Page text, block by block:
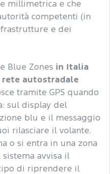
millimetrica e che
competenti (in
e dei
Blue Zones in Italia
rete autostradale
tramite GPS quando
sul display del
blu e il messaggio
rilasciare il volante.
o si entra in una zona
avvisa il
di riprendere il